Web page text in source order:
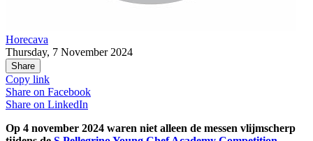
Horecava
Thursday, 7 November 2024
Share
Copy link
Share on Facebook
Share on LinkedIn
Op 4 november 2024 waren niet alleen de messen vlijmscherp